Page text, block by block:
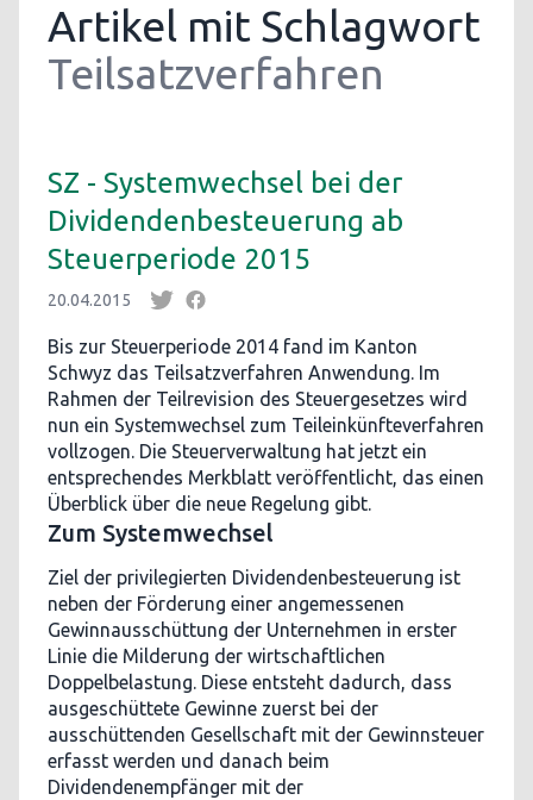
Artikel mit Schlagwort
Teilsatzverfahren
SZ - Systemwechsel bei der
Dividendenbesteuerung ab
Steuerperiode 2015
20.04.2015
Bis zur Steuerperiode 2014 fand im Kanton
Schwyz das Teilsatzverfahren Anwendung. Im
Rahmen der Teilrevision des Steuergesetzes wird
nun ein Systemwechsel zum Teileinkünfteverfahren
vollzogen. Die Steuerverwaltung hat jetzt ein
entsprechendes Merkblatt veröffentlicht, das einen
Überblick über die neue Regelung gibt.
Zum Systemwechsel
Ziel der privilegierten Dividendenbesteuerung ist
neben der Förderung einer angemessenen
Gewinnausschüttung der Unternehmen in erster
Linie die Milderung der wirtschaftlichen
Doppelbelastung. Diese entsteht dadurch, dass
ausgeschüttete Gewinne zuerst bei der
ausschüttenden Gesellschaft mit der Gewinnsteuer
erfasst werden und danach beim
Dividendenempfänger mit der